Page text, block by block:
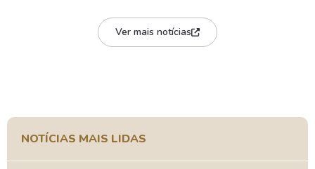
Ver mais notícias
NOTÍCIAS MAIS LIDAS